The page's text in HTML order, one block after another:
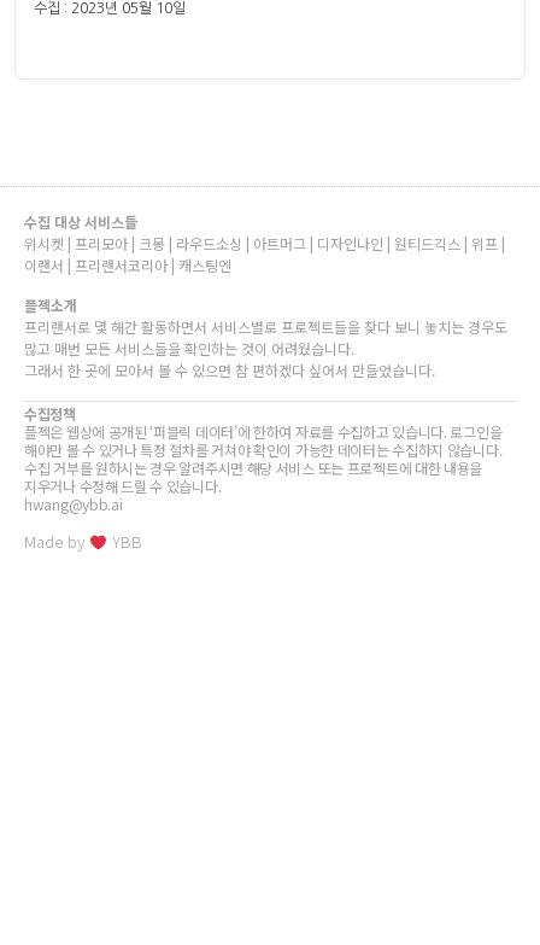
수집 : 2023년 05월 10일
수집 대상 서비스들
위시켓 | 프리모아 | 크몽 | 라우드소싱 | 아트머그 | 디자인나인 | 원티드긱스 | 위프 |
이랜서 | 프리랜서코리아 | 캐스팅엔
플젝소개
프리랜서로 몇 해간 활동하면서 서비스별로 프로젝트들을 찾다 보니 놓치는 경우도
많고 매번 모든 서비스들을 확인하는 것이 어려웠습니다.
그래서 한 곳에 모아서 볼 수 있으면 참 편하겠다 싶어서 만들었습니다.
수집정책
플젝은 웹상에 공개된 ‘퍼블릭 데이터’에 한하여 자료를 수집하고 있습니다. 로그인을
해야만 볼 수 있거나 특정 절차를 거쳐야 확인이 가능한 데이터는 수집하지 않습니다.
수집 거부를 원하시는 경우 알려주시면 해당 서비스 또는 프로젝트에 대한 내용을
지우거나 수정해 드릴 수 있습니다.
hwang@ybb.ai
Made by YBB